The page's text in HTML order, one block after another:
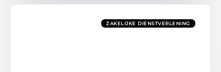
ZAKELIJKE DIENSTVERLENING